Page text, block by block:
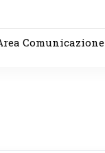
Comunicazione